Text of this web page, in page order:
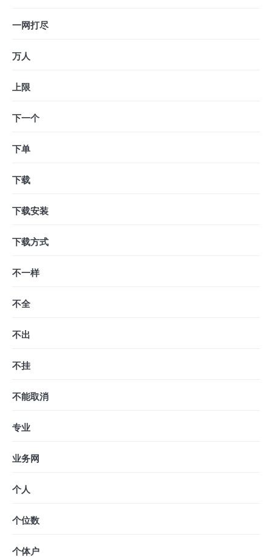
一网打尽
万人
上限
下一个
下单
下载
下载安装
下载方式
不一样
不全
不出
不挂
不能取消
专业
业务网
个人
个位数
个体户